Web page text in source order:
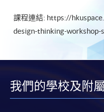
課程連結: https://
design-thinking-
我們的學校及附